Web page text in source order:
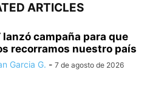
ARTICLES
lanzó campaña para que
recorramos nuestro país
Garcia G. - 7 de agosto de 2026